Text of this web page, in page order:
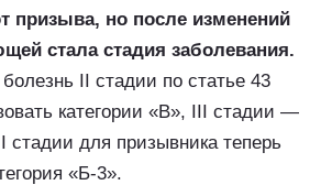
призыва, но после изменений
стала стадия заболевания.
II стадии по статье 43
категории «В», III стадии —
стадии для призывника теперь
«Б-3».